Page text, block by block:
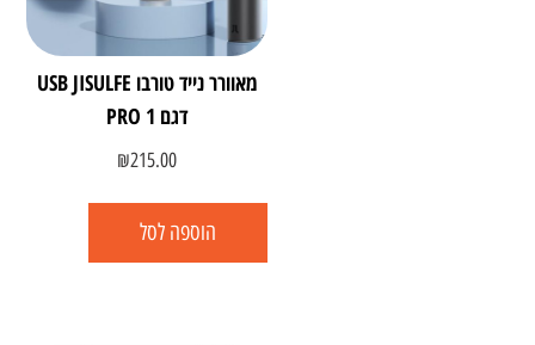
מאוורר נייד טורבו USB JISULFE
דגם PRO 1
₪215.00
הוספה לסל